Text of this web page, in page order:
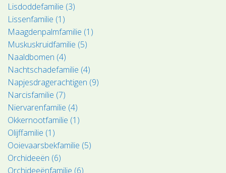
Lisdoddefamilie (3)
Lissenfamilie (1)
Maagdenpalmfamilie (1)
Muskuskruidfamilie (5)
Naaldbomen (4)
Nachtschadefamilie (4)
Napjesdragerachtigen (9)
Narcisfamilie (7)
Niervarenfamilie (4)
Okkernootfamilie (1)
Olijffamilie (1)
Ooievaarsbekfamilie (5)
Orchideeën (6)
Orchideeënfamilie (6)